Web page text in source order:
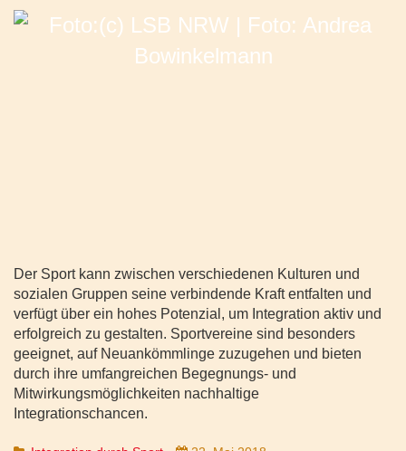
Der Sport kann zwischen verschiedenen Kulturen und
sozialen Gruppen seine verbindende Kraft entfalten und
verfügt über ein hohes Potenzial, um Integration aktiv und
erfolgreich zu gestalten. Sportvereine sind besonders
geeignet, auf Neuankömmlinge zuzugehen und bieten
durch ihre umfangreichen Begegnungs- und
Mitwirkungsmöglichkeiten nachhaltige
Integrationschancen.